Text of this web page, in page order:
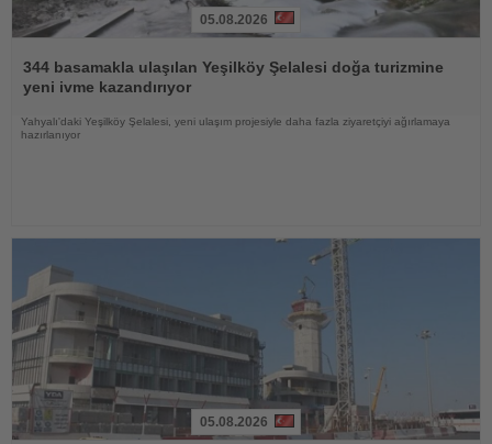
Oku
05.08.2026
344 basamakla ulaşılan Yeşilköy Şelalesi doğa turizmine
yeni ivme kazandırıyor
Yahyalı'daki Yeşilköy Şelalesi, yeni ulaşım projesiyle daha fazla ziyaretçiyi ağırlamaya
hazırlanıyor
05.08.2026